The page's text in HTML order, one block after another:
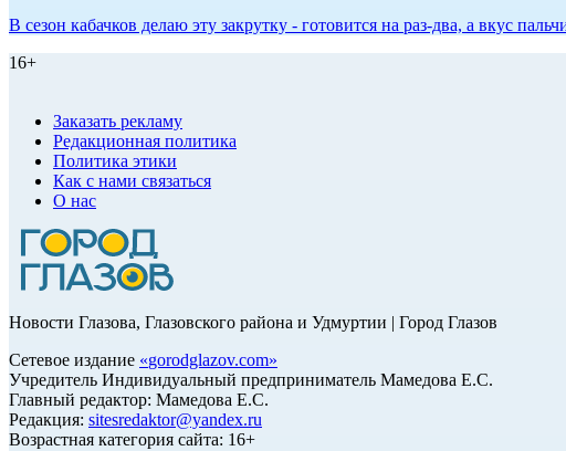
В сезон кабачков делаю эту закрутку - готовится на раз-два, а вкус
16+
Заказать рекламу
Редакционная политика
Политика этики
Как с нами связаться
О нас
Новости Глазова, Глазовского района и Удмуртии | Город Глазов
Сетевое издание «gorodglazov.com»
Учредитель Индивидуальный предприниматель Мамедова Е.С.
Главный редактор: Мамедова Е.С.
Редакция: sitesredaktor@yandex.ru
Возрастная категория сайта: 16+